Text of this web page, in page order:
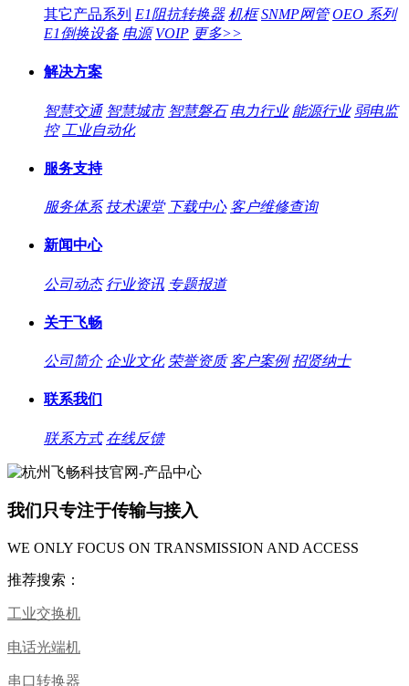
其它产品系列 E1阻抗转换器 机框 SNMP网管 OEO 系列
E1倒换设备 电源 VOIP 更多>>
解决方案
智慧交通 智慧城市 智慧磐石 电力行业 能源行业 弱电监
控 工业自动化
服务支持
服务体系 技术课堂 下载中心 客户维修查询
新闻中心
公司动态 行业资讯 专题报道
关于飞畅
公司简介 企业文化 荣誉资质 客户案例 招贤纳士
联系我们
联系方式 在线反馈
我们只专注于传输与接入
WE ONLY FOCUS ON TRANSMISSION AND ACCESS
推荐搜索：
工业交换机
电话光端机
串口转换器